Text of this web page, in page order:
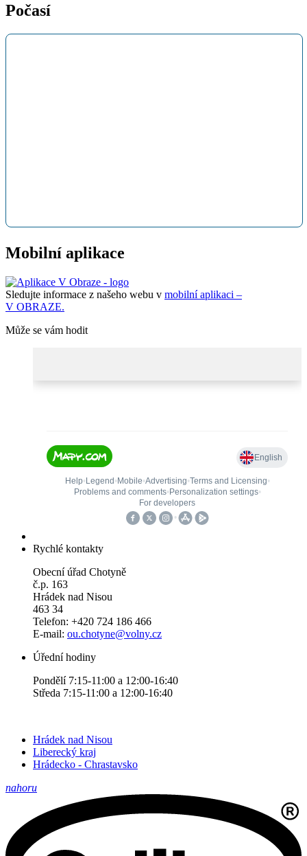
Počasí
Mobilní aplikace
Sledujte informace z našeho webu v mobilní aplikaci –
V OBRAZE.
Může se vám hodit
Rychlé kontakty
Obecní úřad Chotyně
č.p. 163
Hrádek nad Nisou
463 34
Telefon: +420 724 186 466
E-mail: ou.chotyne@volny.cz
Úřední hodiny
Pondělí 7:15-11:00 a 12:00-16:40
Středa 7:15-11:00 a 12:00-16:40
Hrádek nad Nisou
Liberecký kraj
Hrádecko - Chrastavsko
nahoru